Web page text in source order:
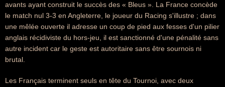
avants ayant construit le succès des « Bleus ». La France concède
le match nul 3-3 en Angleterre, le joueur du Racing s'illustre ; dans
une mêlée ouverte il adresse un coup de pied aux fesses d'un pilier
anglais récidiviste du hors-jeu, il est sanctionné d'une pénalité sans
autre incident car le geste est autoritaire sans être sournois ni
brutal.
Les Français terminent seuls en tête du Tournoi, avec deux